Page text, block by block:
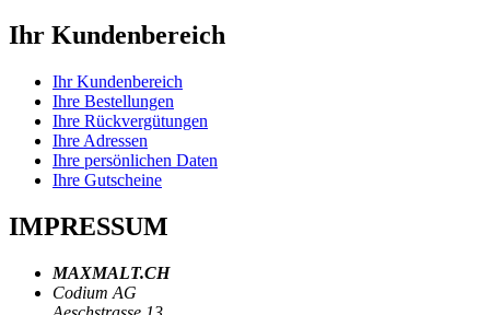
Ihr Kundenbereich
Ihr Kundenbereich
Ihre Bestellungen
Ihre Rückvergütungen
Ihre Adressen
Ihre persönlichen Daten
Ihre Gutscheine
IMPRESSUM
MAXMALT.CH
Codium AG